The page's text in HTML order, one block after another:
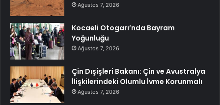
Ağustos 7, 2026
Kocaeli Otogarı’nda Bayram
Yoğunluğu
Ağustos 7, 2026
Çin Dışişleri Bakanı: Çin ve Avustralya
İlişkilerindeki Olumlu İvme Korunmalı
Ağustos 7, 2026